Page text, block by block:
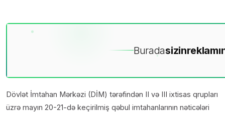
Buradasizin
Dövlət İmtahan Mərkəzi (DİM) tərəfindən II və III ixtisas qrupları
üzrə mayın 20-21-də keçirilmiş qəbul imtahanlarının nəticələri